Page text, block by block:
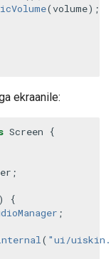
(volume);
ekraanile:
Screen
{
;
)
{
;
( "ui/